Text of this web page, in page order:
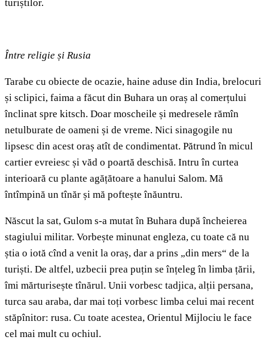
turiștilor.
Între religie și Rusia
Tarabe cu obiecte de ocazie, haine aduse din India, brelocuri
și sclipici, faima a făcut din Buhara un oraș al comerțului
înclinat spre kitsch. Doar moscheile și medresele rămîn
netulburate de oameni și de vreme. Nici sinagogile nu
lipsesc din acest oraș atît de condimentat. Pătrund în micul
cartier evreiesc și văd o poartă deschisă. Intru în curtea
interioară cu plante agățătoare a hanului Salom. Mă
întîmpină un tînăr și mă poftește înăuntru.
Născut la sat, Gulom s-a mutat în Buhara după încheierea
stagiului militar. Vorbește minunat engleza, cu toate că nu
știa o iotă cînd a venit la oraș, dar a prins „din mers“ de la
turiști. De altfel, uzbecii prea puțin se înțeleg în limba țării,
îmi mărturisește tînărul. Unii vorbesc tadjica, alții persana,
turca sau araba, dar mai toți vorbesc limba celui mai recent
stăpînitor: rusa. Cu toate acestea, Orientul Mijlociu le face
cel mai mult cu ochiul.